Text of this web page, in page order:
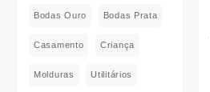
Bodas Ouro Bodas Prata
Casamento Criança
Molduras Utilitários